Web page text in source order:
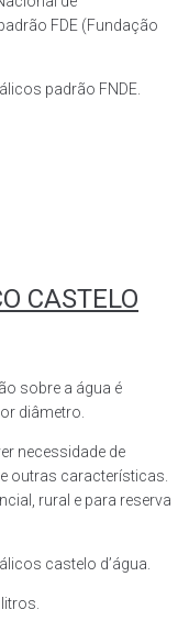
FDE (Fundação
padrão FNDE.
CASTELO
sobre a água é
diâmetro.
necessidade de
outras características.
rural e para reserva
castelo d’água.